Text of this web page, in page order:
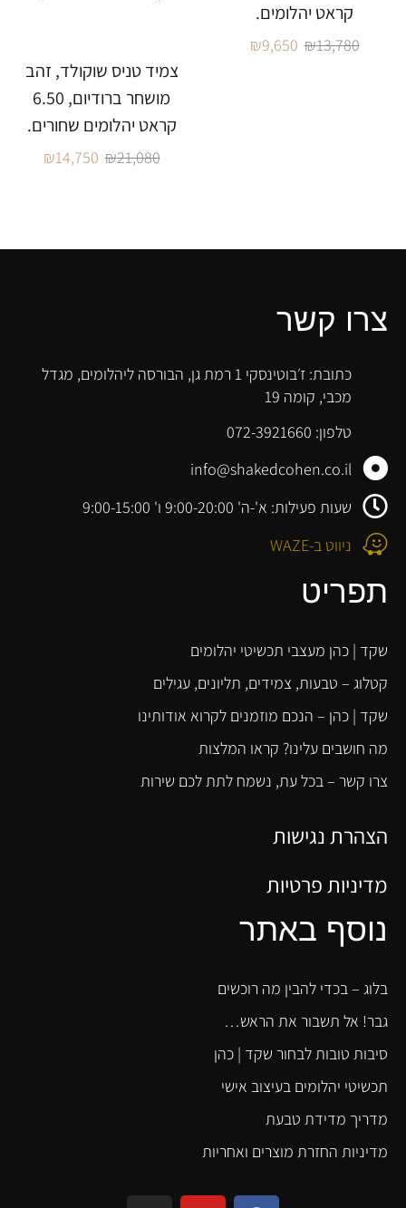
קראט יהלומים.
₪13,780
₪9,650
צמיד טניס שוקולד, זהב
מושחר ברודיום, 6.50
קראט יהלומים שחורים.
₪21,080
₪14,750
צרו קשר
כתובת: ז׳בוטינסקי 1 רמת גן, הבורסה ליהלומים, מגדל
מכבי, קומה 19
טלפון: 072-3921660
info@shakedcohen.co.il
שעות פעילות: א'-ה' 9:00-20:00 ו' 9:00-15:00
ניווט ב-WAZE
תפריט
שקד | כהן מעצבי תכשיטי יהלומים
קטלוג – טבעות, צמידים, תליונים, עגילים
שקד | כהן – הנכם מוזמנים לקרוא אודותינו
מה חושבים עלינו? קראו המלצות
צרו קשר – בכל עת, נשמח לתת לכם שירות
הצהרת נגישות
מדיניות פרטיות
נוסף באתר
בלוג – בכדי להבין מה רוכשים
גבר! אל תשבור את הראש…
סיבות טובות לבחור שקד | כהן
תכשיטי יהלומים בעיצוב אישי
מדריך מדידת טבעת
מדיניות החזרת מוצרים ואחריות